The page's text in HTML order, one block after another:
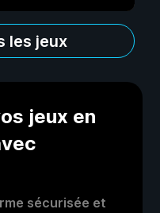
les jeux
jeux en
sécurisée et